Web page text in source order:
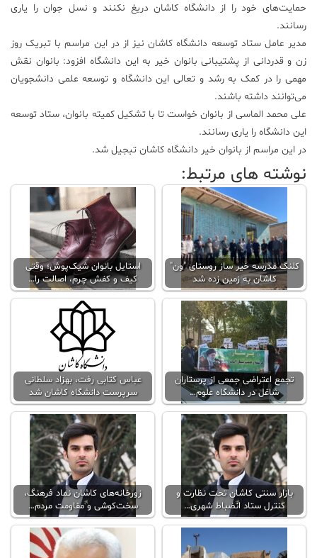
حمایت‌های خود را از دانشگاه کاشان دریغ نکنند و نسل جوان را یاری
رسانند.
مدیر عامل ستاد توسعه دانشگاه کاشان نیز از در این مراسم با تبریک روز
زن و قدردانی از پشتیبانی بانوان خیر به این دانشگاه افزود: بانوان نقش
مهمی را در کمک به رشد و تعالی این دانشگاه و توسعه علمی دانشجویان
می‌توانند داشته باشند.
علی محمد الماسی از بانوان خواست تا با تشکیل کمیته بانوان، ستاد توسعه
این دانشگاه را یاری رسانند.
در این مراسم از بانوان خیر دانشگاه کاشان تبجیل شد.
نوشته های مرتبط:
کلنگ مدرسه خیر ساز روستای "ون"
کاشان ‌به زمین زده شد
استایل بانوان شیک‌پوش؛ وقتی
کیف و کفش چرم، اصالت را…
تجمع اعتراضی جمعی از پرستاران
شاغل در دانشگاه علوم…
عباس کتابی رفت، بهزاد سلطانی
سرپرست دانشگاه کاشان شد
بازار سنتی کاشان تحت نظارت و
کنترل ستاد انضباط شهری…
زورخانه‌های کاشان نماد فرهنگ،
سخت‌کوشی و مقاومت مردم…